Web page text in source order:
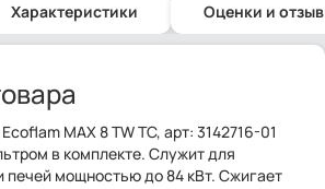
Характеристики Оценки и
MAX 8 TW TC, арт: 3142716-01
в комплекте. Служит для
печей мощностью до 84 кВт. Сжигает